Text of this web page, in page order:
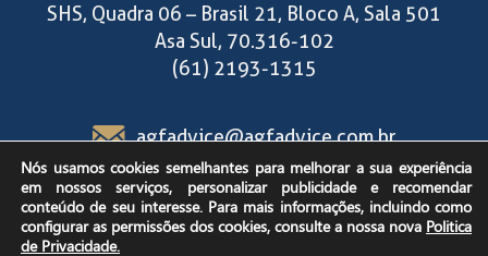
SHS, Quadra 06 – Brasil 21, Bloco A, Sala 501
Asa Sul, 70.316-102
(61) 2193-1315
agfadvice@agfadvice.com.br
Segunda a sexta-feira,
das 9h às 18h30.
Nós usamos cookies semelhantes para melhorar a sua experiência
em nossos serviços, personalizar publicidade e recomendar
conteúdo de seu interesse. Para mais informações, incluindo como
configurar as permissões dos cookies, consulte a nossa nova Politica
de Privacidade.